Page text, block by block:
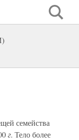
семейства
г. Тело более